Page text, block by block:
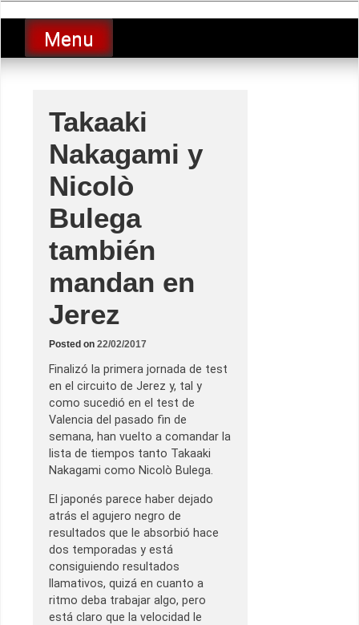
to
contentLucio Lopez GP
luciolopezgp
Menu
Takaaki
Nakagami y
Nicolò
Bulega
también
mandan en
Jerez
Posted on 22/02/2017
Finalizó la primera jornada de test
en el circuito de Jerez y, tal y
como sucedió en el test de
Valencia del pasado fin de
semana, han vuelto a comandar la
lista de tiempos tanto Takaaki
Nakagami como Nicolò Bulega.
El japonés parece haber dejado
atrás el agujero negro de
resultados que le absorbió hace
dos temporadas y está
consiguiendo resultados
llamativos, quizá en cuanto a
ritmo deba trabajar algo, pero
está claro que la velocidad le